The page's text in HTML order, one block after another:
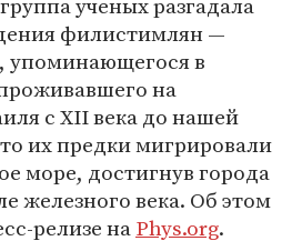
филистимлян —
упоминающегося в
на
с XII века до нашей
их предки мигрировали
море, достигнув города
железного века. Об этом
релизе наPhys.org.